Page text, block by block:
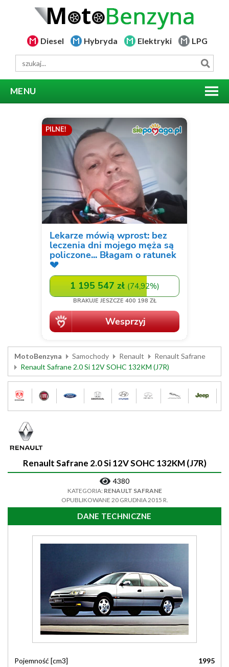
Diesel Hybryda Elektryki LPG
MENU
MotoBenzyna Samochody Renault
Renault Safrane
Renault Safrane 2.0 Si 12V SOHC 132KM (J7R)
Renault Safrane 2.0 Si 12V SOHC 132KM (J7R)
4380
KATEGORIA: RENAULT SAFRANE
OPUBLIKOWANE 20 GRUDNIA 2015 R.
DANE TECHNICZNE
Pojemność [cm3]
1995